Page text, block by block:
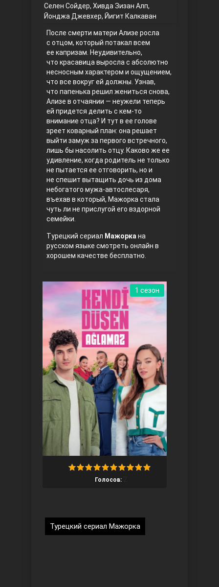
Любовь напрокат
Воскресший Эртугрул
Три сестры
Ветреный холм
Ты назови
Запретный плод
Селен Сойдер, Хивда Зизан Алп,
Йонджа Джевхер, Йигит Калкаван
После смерти матери Ализе росла
с отцом, который потакал всем
ее капризам. Неудивительно,
что красавица выросла с абсолютно
несносным характером и ощущением,
что все вокруг ей должны. Узнав,
что папенька решил жениться снова,
Ализе в отчаянии — неужели теперь
ей придется делить с кем-то
внимание отца? И тут в ее голове
зреет коварный план: она решает
выйти замуж за первого встречного,
лишь бы насолить отцу. Каково же ее
удивление, когда родитель не только
не пытается ее отговорить, но и
не спешит вытащить дочь из дома
небогатого мужа-автослесаря,
въехав в который, Мажорка стала
чуть ли не прислугой его вздорной
семейки.
Турецкий сериал Мажорка на
русском языке смотреть онлайн в
хорошем качестве бесплатно.
Голосов:
1 сезон
Турецкий сериал Мажорка